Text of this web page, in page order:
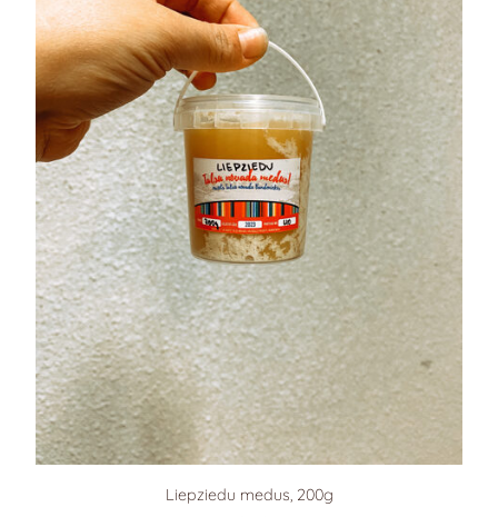
Liepziedu medus, 200g